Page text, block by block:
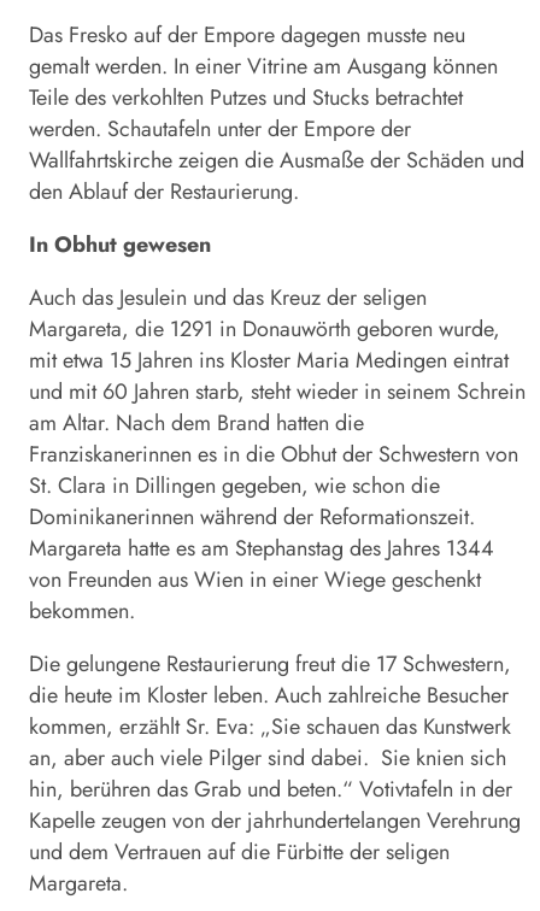
Das Fresko auf der Empore dagegen musste neu
gemalt werden. In einer Vitrine am Ausgang können
Teile des verkohlten Putzes und Stucks betrachtet
werden. Schautafeln unter der Empore der
Wallfahrtskirche zeigen die Ausmaße der Schäden und
den Ablauf der Restaurierung.
In Obhut gewesen
Auch das Jesulein und das Kreuz der seligen
Margareta, die 1291 in Donauwörth geboren wurde,
mit etwa 15 Jahren ins Kloster Maria Medingen eintrat
und mit 60 Jahren starb, steht wieder in seinem Schrein
am Altar. Nach dem Brand hatten die
Franziskanerinnen es in die Obhut der Schwestern von
St. Clara in Dillingen gegeben, wie schon die
Dominikanerinnen während der Reformationszeit.
Margareta hatte es am Stephanstag des Jahres 1344
von Freunden aus Wien in einer Wiege geschenkt
bekommen.
Die gelungene Restaurierung freut die 17 Schwestern,
die heute im Kloster leben. Auch zahlreiche Besucher
kommen, erzählt Sr. Eva: „Sie schauen das Kunstwerk
an, aber auch viele Pilger sind dabei. Sie knien sich
hin, berühren das Grab und beten.“ Votivtafeln in der
Kapelle zeugen von der jahrhundertelangen Verehrung
und dem Vertrauen auf die Fürbitte der seligen
Margareta.